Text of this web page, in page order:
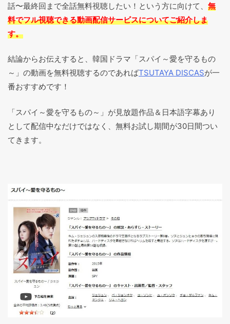
話〜最終回まで全話無料視聴したい！という方に向けて、 無
料でフル視聴できる動画配信サービスについてご紹介しま
す。
結論からお伝えすると、韓国ドラマ「スパイ～愛を守るもの
～」の動画を無料視聴するのであればTSUTAYA DISCASが一
番おすすめです！
「スパイ～愛を守るもの～」が見放題作品＆日本語字幕あり
として配信中なだけではなく、無料お試し期間が30日間つい
てきます。